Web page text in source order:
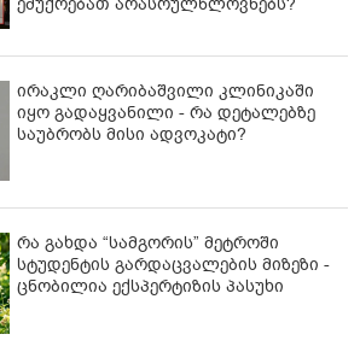
ირაკლი ღარიბაშვილი კლინიკაში
იყო გადაყვანილი - რა დეტალებზე
საუბრობს მისი ადვოკატი?
რა გახდა “სამგორის” მეტროში
სტუდენტის გარდაცვალების მიზეზი -
ცნობილია ექსპერტიზის პასუხი